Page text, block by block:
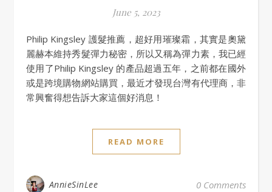
June 5, 2023
Philip Kingsley 護髮推薦，超好用璀璨霜，其實是奧黛
麗赫本維持秀髮彈力秘密，所以又稱為彈力素，我已經
使用了Philip Kingsley 的產品超過五年，之前都在國外
或是跨境購物網站購買，最近才發現台灣有代理商，非
常興奮得想告訴大家這個好消息！
READ MORE
AnnieSinLee 0 Comments